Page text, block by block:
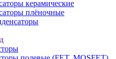
керамические
плёночные